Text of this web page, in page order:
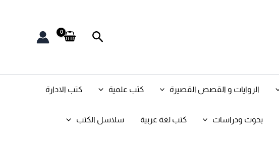
البحث
الروايات و القصص القصيرة كتب علمية كتب الادارة
بحوث ودراسات كتب لغة عربية سلاسل الكتب